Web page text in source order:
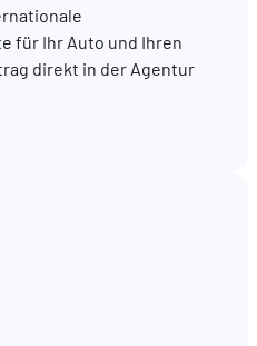
für Ihr Auto und Ihren
direkt in der Agentur